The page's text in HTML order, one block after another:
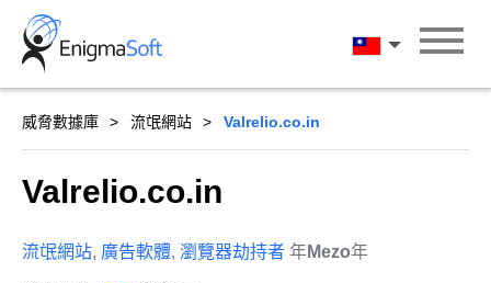
Skip
content
漢語
威脅數據庫 流氓網站 Valrelio.co.in
Valrelio.co.in
流氓網站, 廣告軟體, 瀏覽器劫持者 年Mezo年